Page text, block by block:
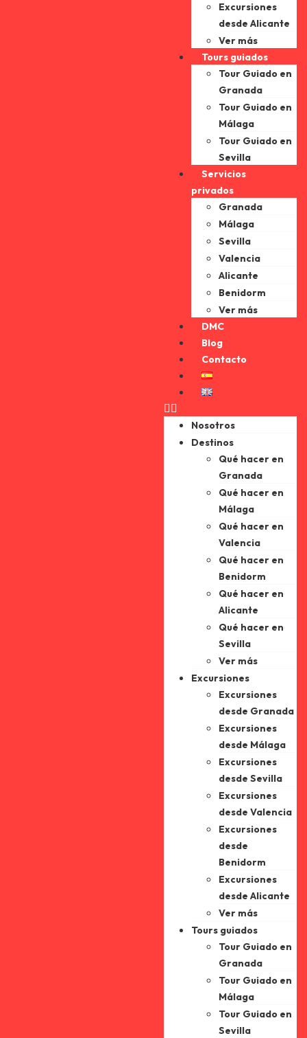
Excursiones
desde Alicante
Ver más
Tours guiados
Tour Guiado en
Granada
Tour Guiado en
Málaga
Tour Guiado en
Sevilla
Servicios
privados
Granada
Málaga
Sevilla
Valencia
Alicante
Benidorm
Ver más
DMC
Blog
Contacto
Nosotros
Destinos
Qué hacer en
Granada
Qué hacer en
Málaga
Qué hacer en
Valencia
Qué hacer en
Benidorm
Qué hacer en
Alicante
Qué hacer en
Sevilla
Ver más
Excursiones
Excursiones
desde Granada
Excursiones
desde Málaga
Excursiones
desde Sevilla
Excursiones
desde Valencia
Excursiones
desde
Benidorm
Excursiones
desde Alicante
Ver más
Tours guiados
Tour Guiado en
Granada
Tour Guiado en
Málaga
Tour Guiado en
Sevilla